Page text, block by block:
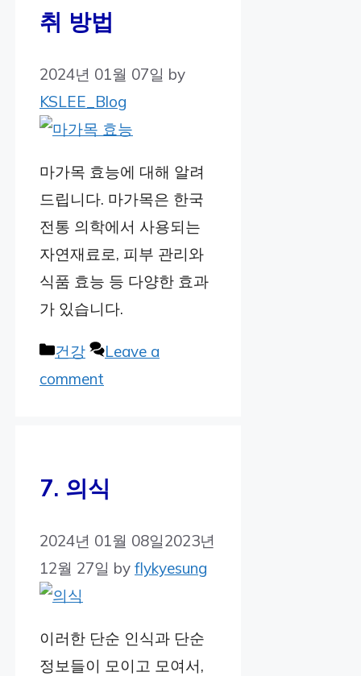
취 방법
2024년 01월 07일 by
KSLEE_Blog
마가목 효능에 대해 알려
드립니다. 마가목은 한국
전통 의학에서 사용되는
자연재료로, 피부 관리와
식품 효능 등 다양한 효과
가 있습니다.
Categories
건강
Leave a
comment
7. 의식
2024년 01월 08일2023년
12월 27일 by flykyesung
이러한 단순 인식과 단순
정보들이 모이고 모여서,